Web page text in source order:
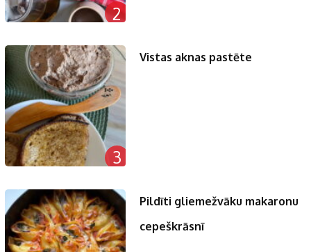
2
3
Vistas aknas pastēte
Pildīti gliemežvāku makaronu
cepeškrāsnī